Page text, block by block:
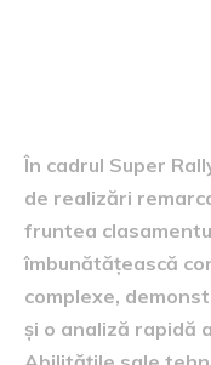
În cadrul Super
de realizări
fruntea
îmbunătățească
complexe,
și o analiză rapidă